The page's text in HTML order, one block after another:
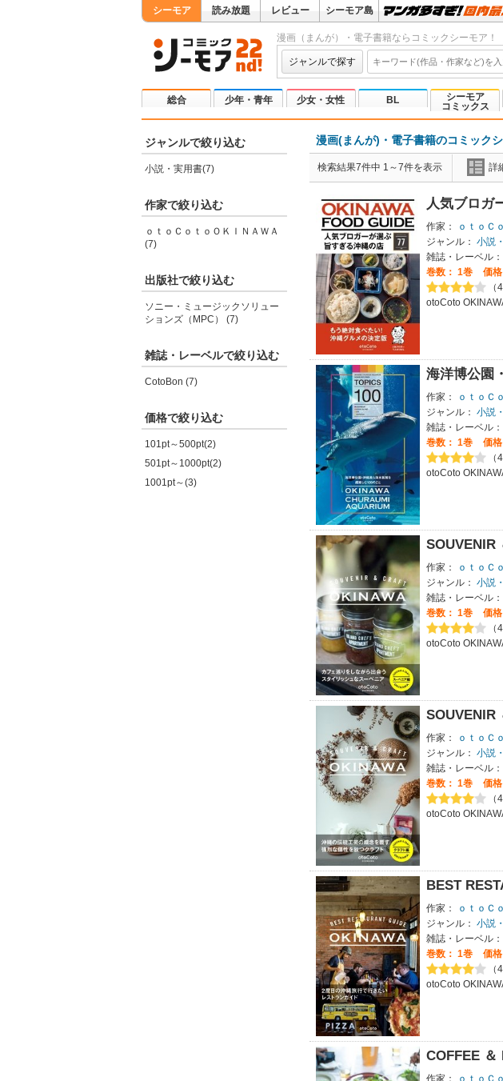
シーモア 読み放題 レビュー シーモア島
漫画（まんが）・電子書籍ならコミックシーモア！
ジャンルで探す
総合 少年・青年 少女・女性 BL
シーモア
コミックス
ジャンルで絞り込む
小説・実用書(7)
作家で絞り込む
ｏｔｏＣｏｔｏＯＫＩＮＡＷＡ
(7)
出版社で絞り込む
ソニー・ミュージックソリュー
ションズ（MPC） (7)
雑誌・レーベルで絞り込む
CotoBon (7)
価格で絞り込む
101pt～500pt(2)
501pt～1000pt(2)
1001pt～(3)
漫画(まんが)・電子書籍のコミック
検索結果7件中 1～7件を表示 詳
人気ブロガ
作家：
ｏｔｏＣ
ジャンル： 小説
雑誌・レーベル：
巻数： 1巻
価
otoCoto
海洋博公園
作家：
ｏｔｏＣ
ジャンル： 小説
雑誌・レーベル：
巻数： 1巻
価
otoCoto
SOUVENIR
作家：
ｏｔｏＣ
ジャンル： 小説
雑誌・レーベル：
巻数： 1巻
価
otoCoto
SOUVENIR
作家：
ｏｔｏＣ
ジャンル： 小説
雑誌・レーベル：
巻数： 1巻
価
otoCoto
BEST
作家：
ｏｔｏＣ
ジャンル： 小説
雑誌・レーベル：
巻数： 1巻
価
otoCoto
COFFEE ＆
作家：
ｏｔｏＣ